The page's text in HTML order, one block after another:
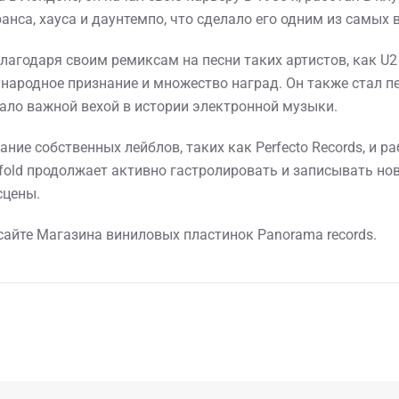
хауса и даунтемпо, что сделало его одним из
своим ремиксам на песни таких артистов, как
признание и множество наград. Он также
важной вехой в истории электронной музыки.
собственных лейблов, таких как Perfecto Records, и
продолжает активно гастролировать и записывать
Магазина виниловых пластинок Panorama records.